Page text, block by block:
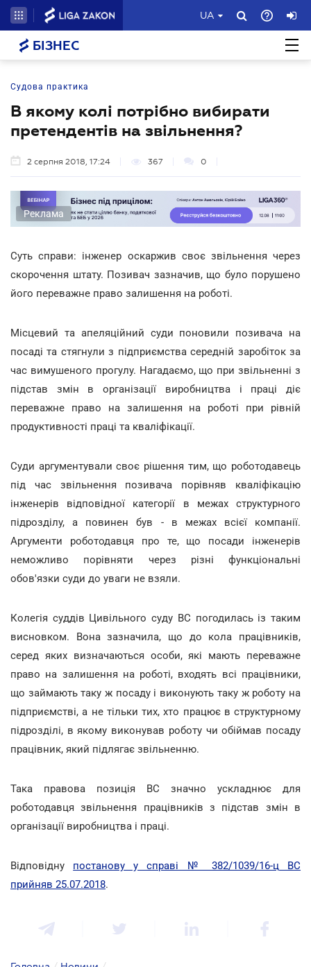
UA
БІЗНЕС
Судова практика
В якому колі потрібно вибирати
претендентів на звільнення?
2 серпня 2018, 17:24 367 0
Реклама
Суть справи: інженер оскаржив своє звільнення через
скорочення штату. Позивач зазначив, що було порушено
його переважне право залишення на роботі.
Місцевий та апеляційний суди поновили позивача на
посаді та стягнули з підприємства середній заробіток за
час вимушеного прогулу. Нагадаємо, що при звільненні з
підстав змін в організації виробництва і праці діє
переважне право на залишення на роботі при рівній
продуктивності праці та кваліфікації.
Суди аргументували своє рішення тим, що роботодавець
під час звільнення позивача порівняв кваліфікацію
інженерів відповідної категорії в межах структурного
підрозділу, а повинен був - в межах всієї компанії.
Аргументи роботодавця про те, що посади інженерів
неможливо порівняти через різні функціональні
обов'язки суди до уваги не взяли.
Колегія суддів Цивільного суду ВС погодилась із таким
висновком. Вона зазначила, що до кола працівників,
серед яких визначаються особи, які мають переважне
право на залишення на роботі, входять всі працівники,
що займають таку ж посаду і виконують таку ж роботу на
підприємстві, а не тільки тих, хто працює в структурному
підрозділі, в якому виконував роботу чи обіймав посаду
працівник, який підлягає звільненню.
Така правова позиція ВС значно ускладнює для
роботодавця звільнення працівників з підстав змін в
організації виробництва і праці.
Відповідну постанову у справі № 382/1039/16-цВС
прийняв 25.07.2018.